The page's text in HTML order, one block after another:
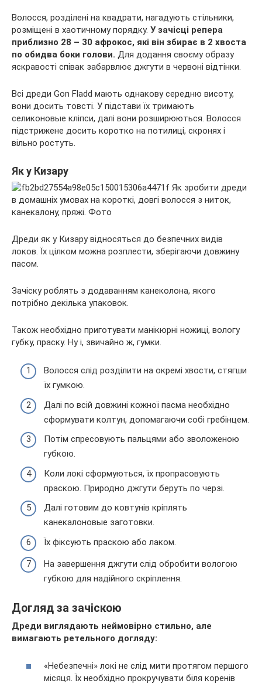
Волосся, розділені на квадрати, нагадують стільники,
розміщені в хаотичному порядку. У зачісці репера
приблизно 28 – 30 афрокос, які він збирає в 2 хвоста
по обидва боки голови. Для додання своєму образу
яскравості співак забарвлює джгути в червоні відтінки.
Всі дреди Gon Fladd мають однакову середню висоту,
вони досить товсті. У підстави їх тримають
селиконовые кліпси, далі вони розширюються. Волосся
підстрижене досить коротко на потилиці, скронях і
вільно ростуть.
Як у Кизару
Дреди як у Кизару відносяться до безпечних видів
локов. Їх цілком можна розплести, зберігаючи довжину
пасом.
Зачіску роблять з додаванням канеколона, якого
потрібно декілька упаковок.
Також необхідно приготувати манікюрні ножиці, вологу
губку, праску. Ну і, звичайно ж, гумки.
Волосся слід розділити на окремі хвости, стягши
їх гумкою.
Далі по всій довжині кожної пасма необхідно
сформувати колтун, допомагаючи собі гребінцем.
Потім спресовують пальцями або зволоженою
губкою.
Коли локі сформуються, їх пропрасовують
праскою. Природно джгути беруть по черзі.
Далі готовим до ковтунів кріплять
канекалоновые заготовки.
Їх фіксують праскою або лаком.
На завершення джгути слід обробити вологою
губкою для надійного скріплення.
Догляд за зачіскою
Дреди виглядають неймовірно стильно, але
вимагають ретельного догляду:
«Небезпечні» локі не слід мити протягом першого
місяця. Їх необхідно прокручувати біля коренів